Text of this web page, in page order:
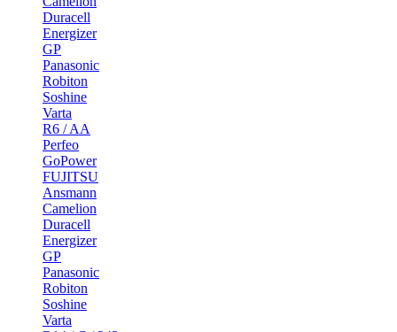
Duracell
Energizer
GP
Panasonic
Robiton
Soshine
Varta
R6 / AA
Perfeo
GoPower
FUJITSU
Ansmann
Camelion
Duracell
Energizer
GP
Panasonic
Robiton
Soshine
Varta